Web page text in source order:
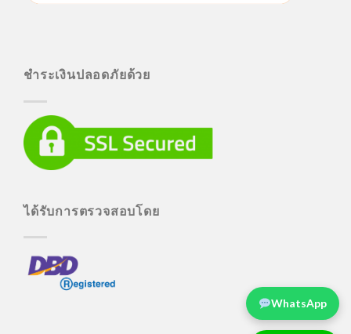
ชำระเงินปลอดภัยด้วย
ได้รับการตรวจสอบโดย
WhatsApp